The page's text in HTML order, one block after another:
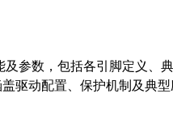
及参数，包括各引脚定义、
驱动配置、保护机制及典